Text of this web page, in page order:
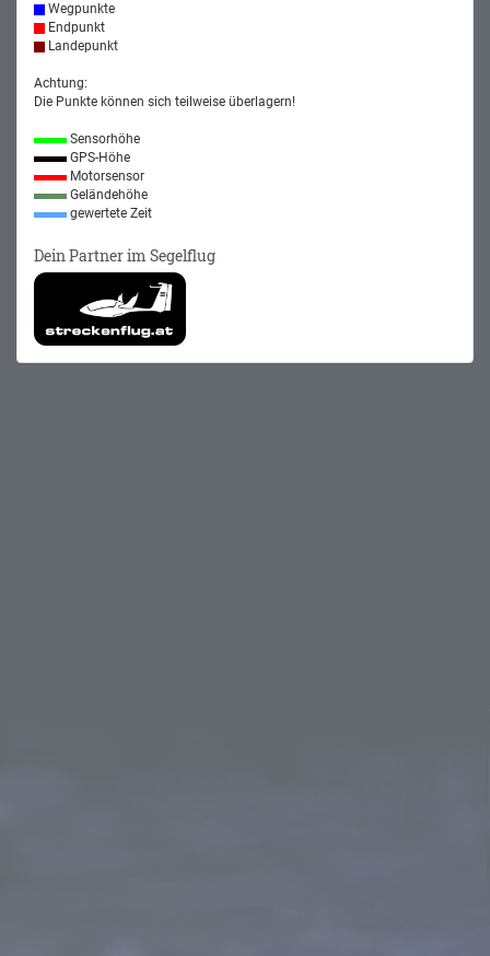
Wegpunkte
Endpunkt
Landepunkt
Achtung:
Die Punkte können sich teilweise überlagern!
Sensorhöhe
GPS-Höhe
Motorsensor
Geländehöhe
gewertete Zeit
Dein Partner im Segelflug